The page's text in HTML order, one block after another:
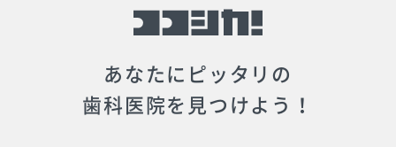
あなたにピッタリの
歯科医院を見つけよう！